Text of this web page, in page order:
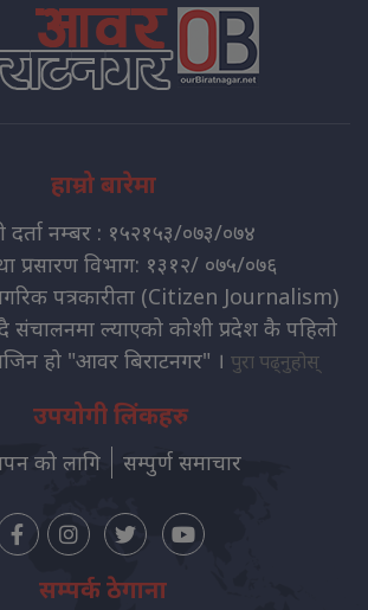
हाम्रो बारेमा
दर्ता नम्बर : १५२१५३/०७३/०७४
प्रसारण विभाग: १३१२/ ०७५/०७६
पत्रकारीता (Citizen Journalism)
संचालनमा ल्याएको कोशी प्रदेश कै पहिलो
हो "आवर बिराटनगर" । पुरा पढ्नुहोस्
उपयोगी लिंकहरु
को लागि सम्पुर्ण समाचार
सम्पर्क ठेगाना